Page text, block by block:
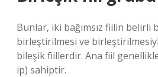
Bunlar, iki bağımsız fiilin belirli
birleştirilmesi ve
bileşik fiillerdir. Ana fiil
ip) sahiptir.